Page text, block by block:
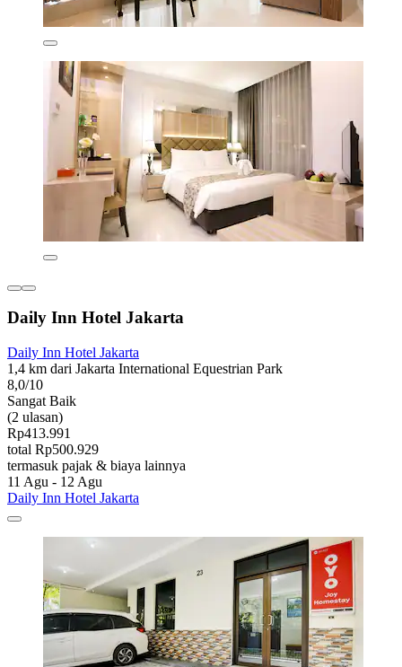
Daily Inn Hotel Jakarta
Daily Inn Hotel Jakarta
1,4 km dari Jakarta International Equestrian Park
8,0/10
Sangat Baik
(2 ulasan)
Rp413.991
total Rp500.929
termasuk pajak & biaya lainnya
11 Agu - 12 Agu
Daily Inn Hotel Jakarta